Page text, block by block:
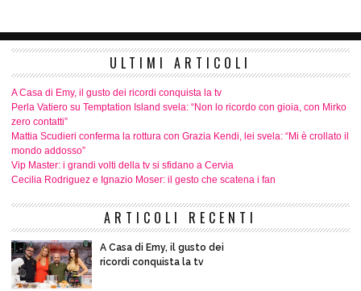
ULTIMI ARTICOLI
A Casa di Emy, il gusto dei ricordi conquista la tv
Perla Vatiero su Temptation Island svela: “Non lo ricordo con gioia, con Mirko
zero contatti”
Mattia Scudieri conferma la rottura con Grazia Kendi, lei svela: “Mi è crollato il
mondo addosso”
Vip Master: i grandi volti della tv si sfidano a Cervia
Cecilia Rodriguez e Ignazio Moser: il gesto che scatena i fan
ARTICOLI RECENTI
A Casa di Emy, il gusto dei
ricordi conquista la tv